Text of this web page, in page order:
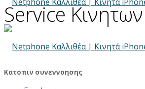
Service Κινητων
Κατοπιν συνεννοησης